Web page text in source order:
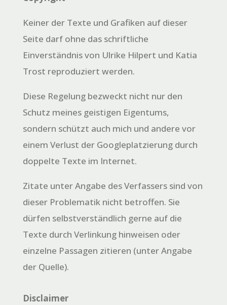
Keiner der Texte und Grafiken auf dieser
Seite darf ohne das schriftliche
Einverständnis von Ulrike Hilpert und Katia
Trost reproduziert werden.
Diese Regelung bezweckt nicht nur den
Schutz meines geistigen Eigentums,
sondern schützt auch mich und andere vor
einem Verlust der Googleplatzierung durch
doppelte Texte im Internet.
Zitate unter Angabe des Verfassers sind von
dieser Problematik nicht betroffen. Sie
dürfen selbstverständlich gerne auf die
Texte durch Verlinkung hinweisen oder
einzelne Passagen zitieren (unter Angabe
der Quelle).
Disclaimer